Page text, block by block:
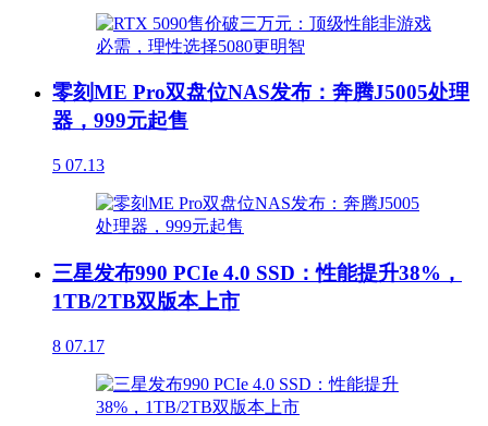
零刻ME Pro双盘位NAS发布：奔腾J5005处理
器，999元起售
5 07.13
三星发布990 PCIe 4.0 SSD：性能提升38%，
1TB/2TB双版本上市
8 07.17